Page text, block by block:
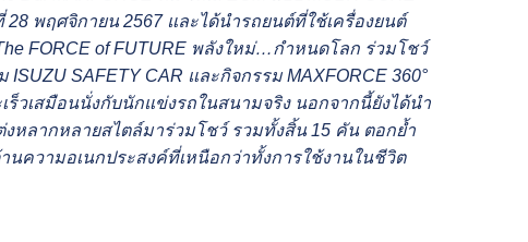
พฤศจิกายน 2567 และได้นำรถยนต์ที่ใช้เครื่องยนต์
FORCE of FUTURE พลังใหม่…กำหนดโลก ร่วมโชว์
SAFETY CAR และกิจกรรม MAXFORCE 360°
วเสมือนนั่งกับนักแข่งรถในสนามจริง นอกจากนี้ยังได้นำ
หลากหลายสไตล์มาร่วมโชว์ รวมทั้งสิ้น 15 คัน ตอกย้ำ
ความอเนกประสงค์ที่เหนือกว่าทั้งการใช้งานในชีวิต